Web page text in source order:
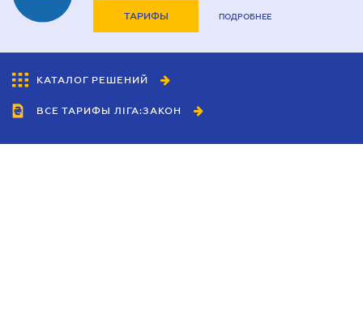
ТАРИФЫ ПОДРОБНЕЕ
КАТАЛОГ РЕШЕНИЙ
ВСЕ ТАРИФЫ ЛІГА:ЗАКОН